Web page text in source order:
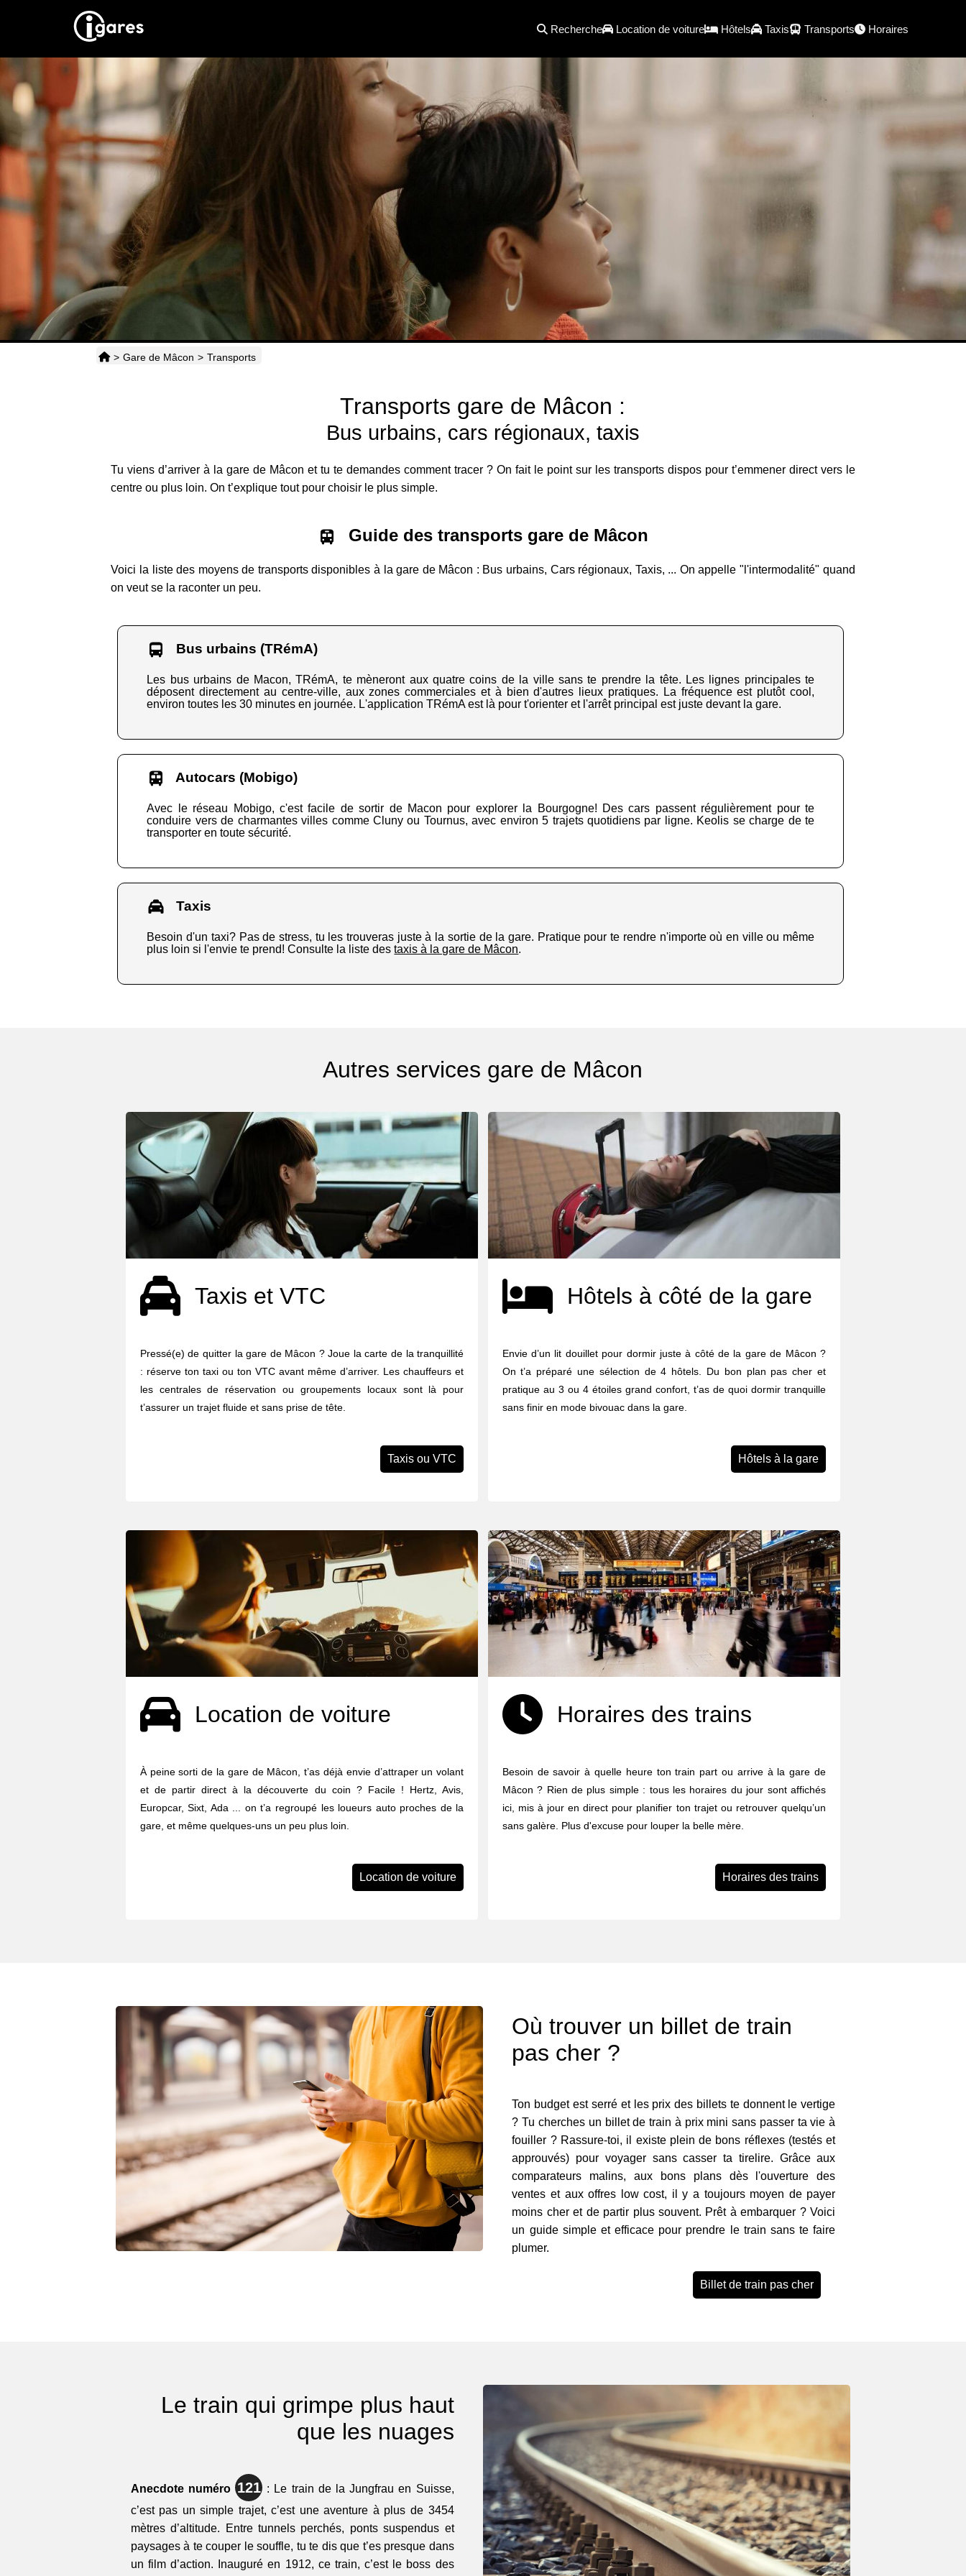
Recherche Location de voiture Hôtels Taxis Transports Horaires
> Gare de Mâcon > Transports
Transports gare de Mâcon :
Bus urbains, cars régionaux, taxis
Tu viens d’arriver à la gare de Mâcon et tu te demandes comment tracer ? On fait le point sur les transports dispos pour t’emmener direct vers le
centre ou plus loin. On t’explique tout pour choisir le plus simple.
Guide des transports gare de Mâcon
Voici la liste des moyens de transports disponibles à la gare de Mâcon : Bus urbains, Cars régionaux, Taxis, ... On appelle "l'intermodalité" quand
on veut se la raconter un peu.
Bus urbains (TRémA)
Les bus urbains de Macon, TRémA, te mèneront aux quatre coins de la ville sans te prendre la tête. Les lignes principales te
déposent directement au centre-ville, aux zones commerciales et à bien d'autres lieux pratiques. La fréquence est plutôt cool,
environ toutes les 30 minutes en journée. L'application TRémA est là pour t'orienter et l'arrêt principal est juste devant la gare.
Autocars (Mobigo)
Avec le réseau Mobigo, c'est facile de sortir de Macon pour explorer la Bourgogne! Des cars passent régulièrement pour te
conduire vers de charmantes villes comme Cluny ou Tournus, avec environ 5 trajets quotidiens par ligne. Keolis se charge de te
transporter en toute sécurité.
Taxis
Besoin d'un taxi? Pas de stress, tu les trouveras juste à la sortie de la gare. Pratique pour te rendre n'importe où en ville ou même
plus loin si l'envie te prend! Consulte la liste destaxis à la gare de Mâcon.
Autres services gare de Mâcon
Taxis et VTC
Pressé(e) de quitter la gare de Mâcon ? Joue la carte de la tranquillité
: réserve ton taxi ou ton VTC avant même d’arriver. Les chauffeurs et
les centrales de réservation ou groupements locaux sont là pour
t’assurer un trajet fluide et sans prise de tête.
Taxis ou VTC
Hôtels à côté de la gare
Envie d’un lit douillet pour dormir juste à côté de la gare de Mâcon ?
On t’a préparé une sélection de 4 hôtels. Du bon plan pas cher et
pratique au 3 ou 4 étoiles grand confort, t’as de quoi dormir tranquille
sans finir en mode bivouac dans la gare.
Hôtels à la gare
Location de voiture
À peine sorti de la gare de Mâcon, t’as déjà envie d’attraper un volant
et de partir direct à la découverte du coin ? Facile ! Hertz, Avis,
Europcar, Sixt, Ada ... on t’a regroupé les loueurs auto proches de la
gare, et même quelques-uns un peu plus loin.
Location de voiture
Horaires des trains
Besoin de savoir à quelle heure ton train part ou arrive à la gare de
Mâcon ? Rien de plus simple : tous les horaires du jour sont affichés
ici, mis à jour en direct pour planifier ton trajet ou retrouver quelqu’un
sans galère. Plus d'excuse pour louper la belle mère.
Horaires des trains
Où trouver un billet de train
pas cher ?
Ton budget est serré et les prix des billets te donnent le vertige
? Tu cherches un billet de train à prix mini sans passer ta vie à
fouiller ? Rassure-toi, il existe plein de bons réflexes (testés et
approuvés) pour voyager sans casser ta tirelire. Grâce aux
comparateurs malins, aux bons plans dès l'ouverture des
ventes et aux offres low cost, il y a toujours moyen de payer
moins cher et de partir plus souvent. Prêt à embarquer ? Voici
un guide simple et efficace pour prendre le train sans te faire
plumer.
Billet de train pas cher
Le train qui grimpe plus haut
que les nuages
Anecdote numéro 121 : Le train de la Jungfrau en Suisse,
c’est pas un simple trajet, c’est une aventure à plus de 3454
mètres d’altitude. Entre tunnels perchés, ponts suspendus et
paysages à te couper le souffle, tu te dis que t’es presque dans
un film d’action. Inauguré en 1912, ce train, c’est le boss des